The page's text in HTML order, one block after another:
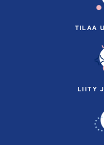
TILAA
LIITY